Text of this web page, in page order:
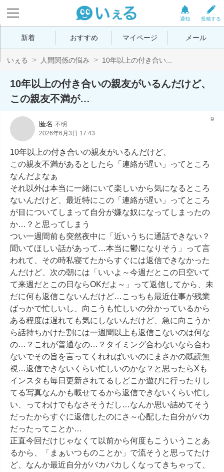
投稿する
通知
新着 おすすめ マイページ メール
いぇる 人間関係の悩み 10年以上の付き合い...
10年以上の付き合いの親友がいるんだけど、
この親友不満が…
匿名 不明
2026年6月3日 17:43
9
10年以上の付き合いの親友がいるんだけど、
この親友不満があるとしたら「連絡が遅い」ってところ
なんだよなぁ
それ以外は本当に一緒にいて楽しいから気になるところ
ないんだけど、最近特にこの「連絡が遅い」ってところ
が目についてしまって自分が嫌な奴になってしまったの
か…？と思ってしまう
つい一週間前も突然夜中に「近いうちに通話できない？
聞いてほしい話があって…本当に鬱になりそう」って言
われて、その時私寝てたからすぐには返信できなかった
んだけど、次の朝には「いいよ～今週だとこの日空いて
て来週だとこの日ならOKだよ～」って返信してから、未
だに何も返信こないんだけど…こっちも最近仕事が残業
ばっかで忙しいし、向こうも忙しいの分かっているから
ある程度は遅れても気にしないんだけど、急に向こうか
ら話持ちかけた割には一週間以上も返信こないのは何な
の…？これが普通なの…？タイミング合わないなら合わ
ないでその旨を言ってくれればいいのにまさかの既読無
視…返信できないくらい忙しいのかな？と思ったらXも
インスタも毎日更新されてるしどこか遊びに行ったりし
てる写真なんかも載せてるから返信できないくらい忙し
い、ってわけでもなさそうだし…なんか思い詰めてそう
だったからすぐに返信したのにさ～心配した自分がバカ
だったってことか…
正直今回だけじゃなくて以前から何度もこういうことあ
るから、「まぁいつものことか」で流そうと思ってたけ
ど、なんか最近自分がバカバカしくなってきちゃって、